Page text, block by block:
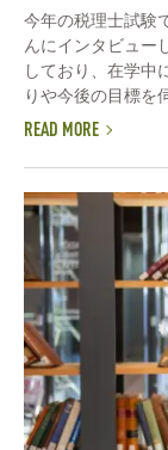
今年の税理士試験
んにインタビュー
しており、在学中
りや今後の目標を
READ MORE